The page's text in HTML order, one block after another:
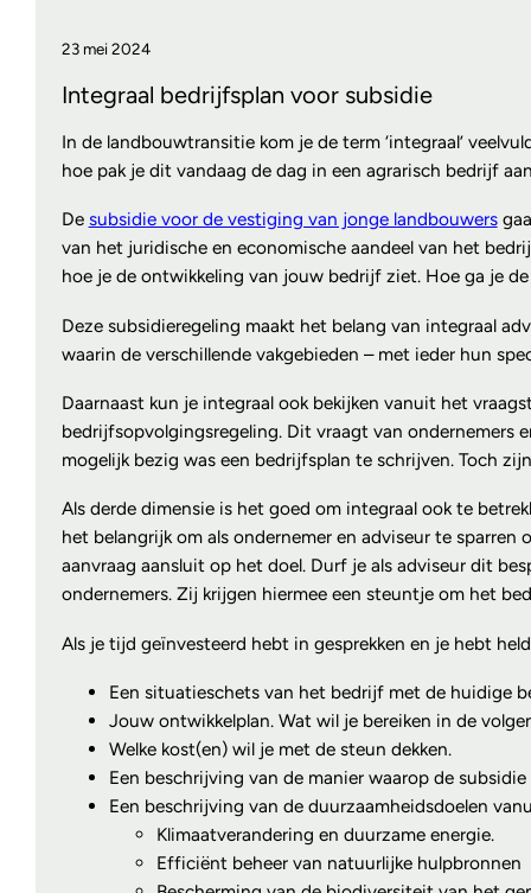
23 mei 2024
Integraal bedrijfsplan voor subsidie
In de landbouwtransitie kom je de term ‘integraal’
hoe pak je dit vandaag de dag in een agrarisch bedrijf
De subsidie voor de vestiging van jonge landbouwers
van het juridische en economische aandeel van het
hoe je de ontwikkeling van jouw bedrijf ziet. Hoe ga je
Deze subsidieregeling maakt het belang van integraal
waarin de verschillende vakgebieden – met ieder hun
Daarnaast kun je integraal ook bekijken vanuit het
bedrijfsopvolgingsregeling. Dit vraagt van ondernemers
mogelijk bezig was een bedrijfsplan te schrijven. Toch
Als derde dimensie is het goed om integraal ook te
het belangrijk om als ondernemer en adviseur te
aanvraag aansluit op het doel. Durf je als adviseur dit
ondernemers. Zij krijgen hiermee een steuntje om het
Als je tijd geïnvesteerd hebt in gesprekken en je hebt
Een situatieschets van het bedrijf met de huidige
Jouw ontwikkelplan. Wat wil je bereiken in de
Welke kost(en) wil je met de steun dekken.
Een beschrijving van de manier waarop de
Een beschrijving van de duurzaamheidsdoelen
Klimaatverandering en duurzame energie.
Efficiënt beheer van natuurlijke hulpbronnen